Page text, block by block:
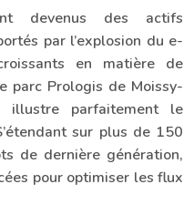
devenus des actifs
par l’explosion du e-
en matière de
parc Prologis de Moissy-
illustre parfaitement le
sur plus de 150
de dernière génération,
pour optimiser les flux